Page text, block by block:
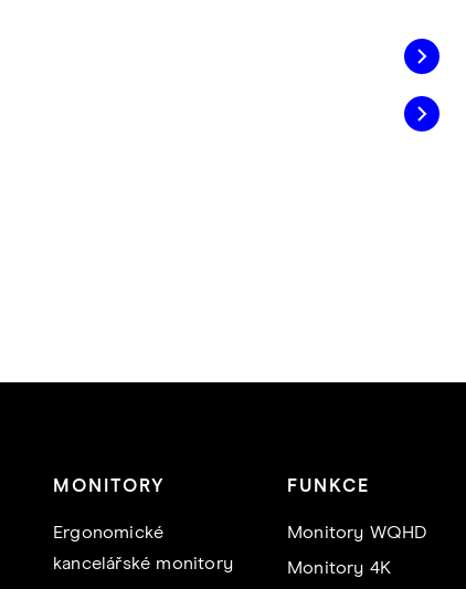
MONITORY
Ergonomické
kancelářské monitory
FUNKCE
Monitory WQHD
Monitory 4K